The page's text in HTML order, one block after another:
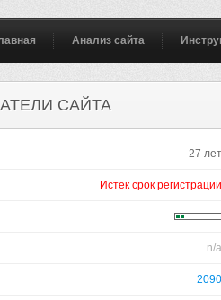
Анализ сайта
САЙТА
27 лет
Истек срок регистрации
n/a
2090